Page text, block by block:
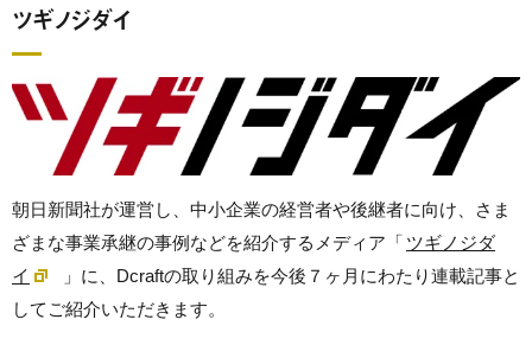
ツギノジダイ
朝日新聞社が運営し、中小企業の経営者や後継者に向け、さま
ざまな事業承継の事例などを紹介するメディア「 ツギノジダ
イ
」に、Dcraftの取り組みを今後７ヶ月にわたり連載記事と
してご紹介いただきます。